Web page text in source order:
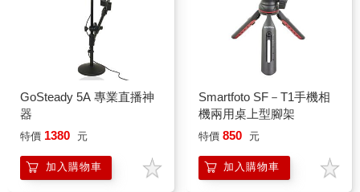
GoSteady 5A 專業直播神
器
特價 1380 元
加入購物車
Smartfoto SF－T1手機相
機兩用桌上型腳架
特價 850 元
加入購物車